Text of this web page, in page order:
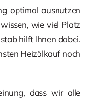
optimal ausnutzen
wie viel Platz
hilft Ihnen dabei.
Heizölkauf noch
dass wir alle